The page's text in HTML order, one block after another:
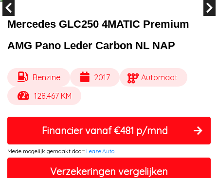
Mercedes GLC250 4MATIC Premium
AMG Pano Leder Carbon NL NAP
Benzine 2017
Automaat
128.467 KM
Financier vanaf €481 p/mnd
Mede mogelijk gemaakt door: Lease.Auto
Verzekeringen vergelijken